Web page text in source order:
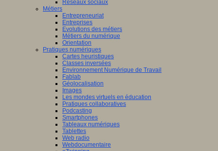
Réseaux sociaux
Métiers
Entrepreneuriat
Entreprises
Evolutions des métiers
Métiers du numérique
Orientation
Pratiques numériques
Cartes heuristiques
Classes inversées
Environnement Numérique de Travail
Fablab
Géolocalisation
Images
Les mondes virtuels en éducation
Pratiques collaboratives
Podcasting
Smartphones
Tableaux numériques
Tablettes
Web radio
Webdocumentaire